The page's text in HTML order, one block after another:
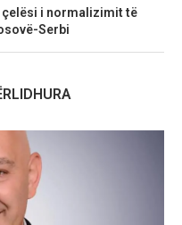
çelësi i normalizimit të
Serbi